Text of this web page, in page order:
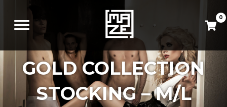
0
GOLD COLLECTION
STOCKING – M/L